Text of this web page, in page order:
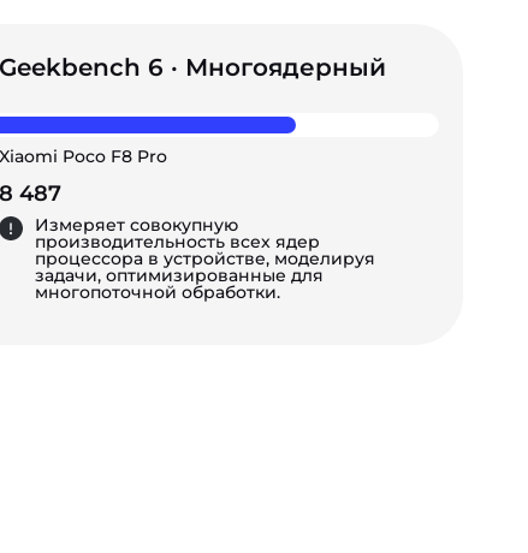
Geekbench 6 · Многоядерный
Xiaomi Poco F8 Pro
8 487
Измеряет совокупную
производительность всех ядер
процессора в устройстве, моделируя
задачи, оптимизированные для
многопоточной обработки.